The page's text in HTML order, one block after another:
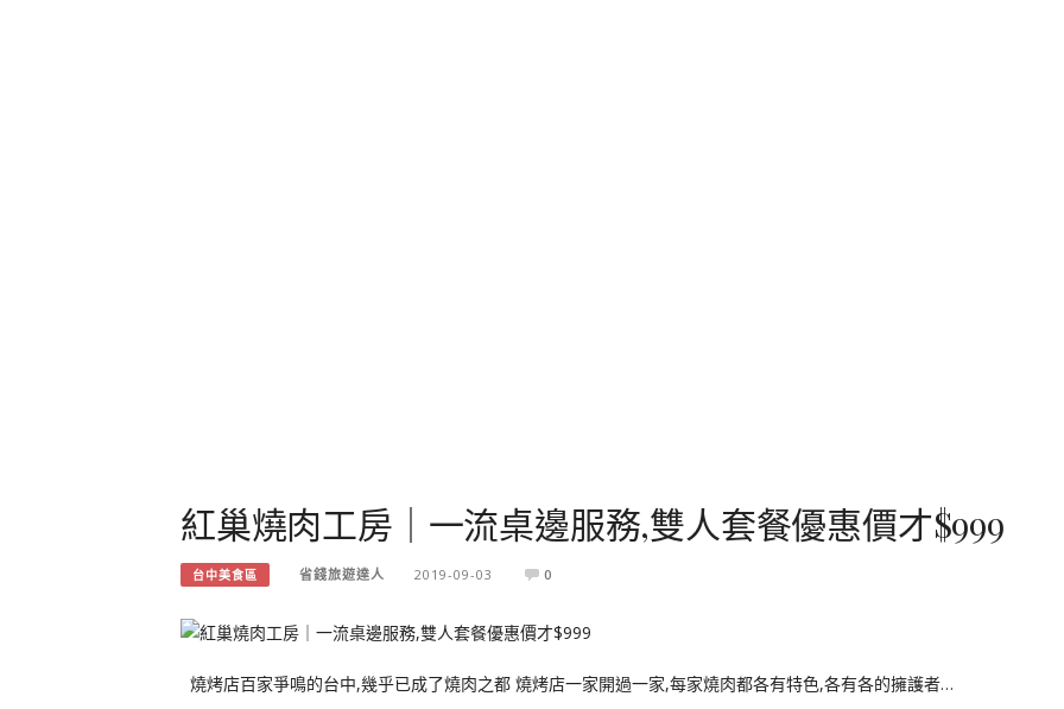
紅巢燒肉工房｜一流桌邊服務,雙人套餐優惠價才$999
台中美食區 省錢旅遊達人 2019-09-03 0
燒烤店百家爭鳴的台中,幾乎已成了燒肉之都 燒烤店一家開過一家,每家燒肉都各有特色,各有各的擁護者…